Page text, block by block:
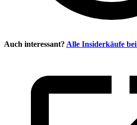
Auch interessant? Alle Insiderkäufe bei